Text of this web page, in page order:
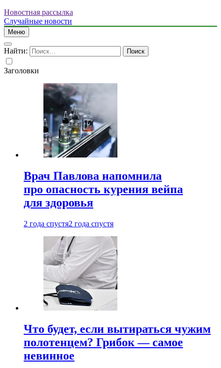
Новостная рассылка
Случайные новости
Меню
Найти:
Заголовки
Врач Павлова напомнила
про опасность курения вейпа
для здоровья
2 года спустя2 года спустя
Что будет, если вытираться чужим
полотенцем? Грибок — самое
невинное